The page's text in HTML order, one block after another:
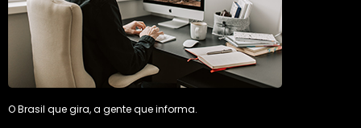
O Brasil que gira, a gente que informa.